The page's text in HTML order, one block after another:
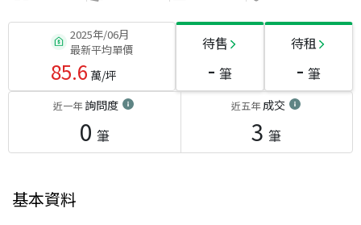
2025年/06月
最新平均單價
85.6 萬/坪
待售
- 筆
待租
- 筆
近一年詢問度
0 筆
近五年成交
3 筆
基本資料